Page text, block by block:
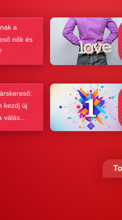
társkeresés
sikerének a
bebizonyosodik,
befolyásolják a
a
nők és
kezdj új
válás